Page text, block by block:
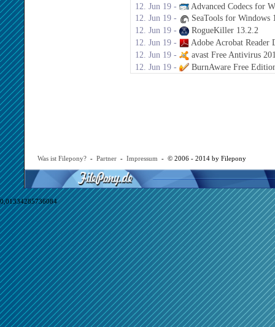
12. Jun 19 -
Advanced Codecs for
12. Jun 19 -
SeaTools for Windows
12. Jun 19 -
RogueKiller 13.2.2
12. Jun 19 -
Adobe Acrobat Reader
12. Jun 19 -
avast Free Antivirus
12. Jun 19 -
BurnAware Free
Was ist Filepony? - Partner - Impressum - © 2006 - 2014 by Filepony
0,01334285736084